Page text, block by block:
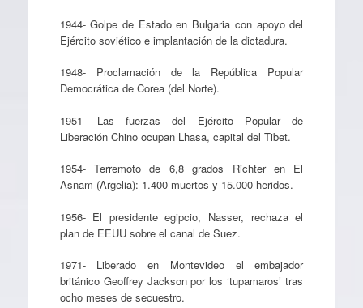
1944- Golpe de Estado en Bulgaria con apoyo del
Ejército soviético e implantación de la dictadura.
1948- Proclamación de la República Popular
Democrática de Corea (del Norte).
1951- Las fuerzas del Ejército Popular de
Liberación Chino ocupan Lhasa, capital del Tibet.
1954- Terremoto de 6,8 grados Richter en El
Asnam (Argelia): 1.400 muertos y 15.000 heridos.
1956- El presidente egipcio, Nasser, rechaza el
plan de EEUU sobre el canal de Suez.
1971- Liberado en Montevideo el embajador
británico Geoffrey Jackson por los ‘tupamaros’ tras
ocho meses de secuestro.